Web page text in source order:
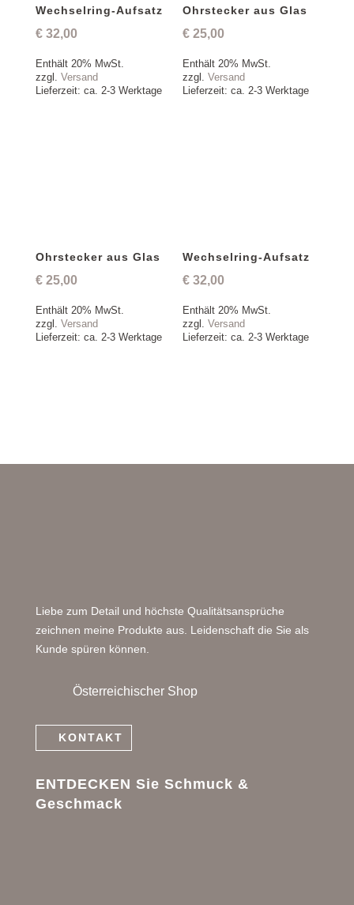
Wechselring-Aufsatz
€32,00
Enthält 20% MwSt.
zzgl. Versand
Lieferzeit: ca. 2-3 Werktage
Ohrstecker aus Glas
€ 25,00
Enthält 20% MwSt.
zzgl.Versand
Lieferzeit: ca. 2-3 Werktage
Ohrstecker aus Glas
€25,00
Enthält 20% MwSt.
zzgl. Versand
Lieferzeit: ca. 2-3 Werktage
Wechselring-Aufsatz
€ 32,00
Enthält 20% MwSt.
zzgl.Versand
Lieferzeit: ca. 2-3 Werktage
Liebe zum Detail und höchste Qualitätsansprüche
zeichnen meine Produkte aus. Leidenschaft die Sie als
Kunde spüren können.
Österreichischer Shop
KONTAKT
ENTDECKEN Sie Schmuck &
Geschmack